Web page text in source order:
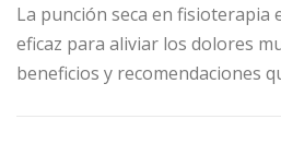
La punción seca en fisioterapia
eficaz para aliviar los dolores
beneficios y recomendaciones